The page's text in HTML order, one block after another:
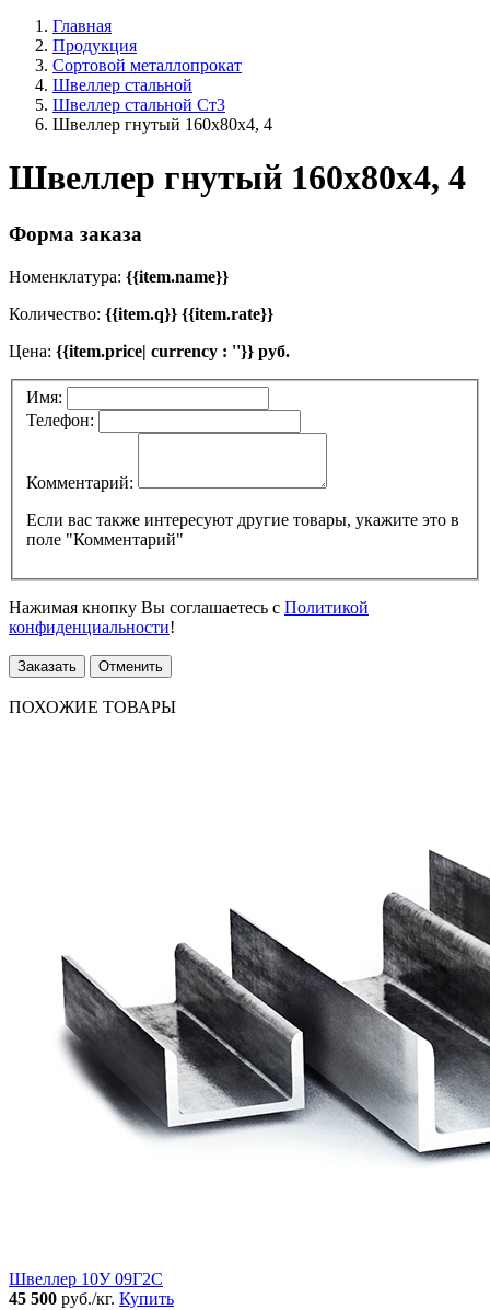
Главная
Продукция
Сортовой металлопрокат
Швеллер стальной
Швеллер стальной Ст3
Швеллер гнутый 160x80х4, 4
Швеллер гнутый 160x80х4, 4
Форма заказа
Номенклатура: {{item.name}}
Количество: {{item.q}} {{item.rate}}
Цена: {{item.price| currency : ''}} руб.
Имя:
Телефон:
Комментарий:
Если вас также интересуют другие товары, укажите это в
поле "Комментарий"
Нажимая кнопку Вы соглашаетесь с Политикой
конфиденциальности!
Заказать Отменить
ПОХОЖИЕ ТОВАРЫ
Швеллер 10У 09Г2С
45 500 руб./кг. Купить